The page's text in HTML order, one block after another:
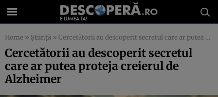
Home » Știință » Cercetătorii au descoperit secretul care ar putea proteja creierul de Alzheimer
Cercetătorii au descoperit secretul
care ar putea proteja creierul de
Alzheimer